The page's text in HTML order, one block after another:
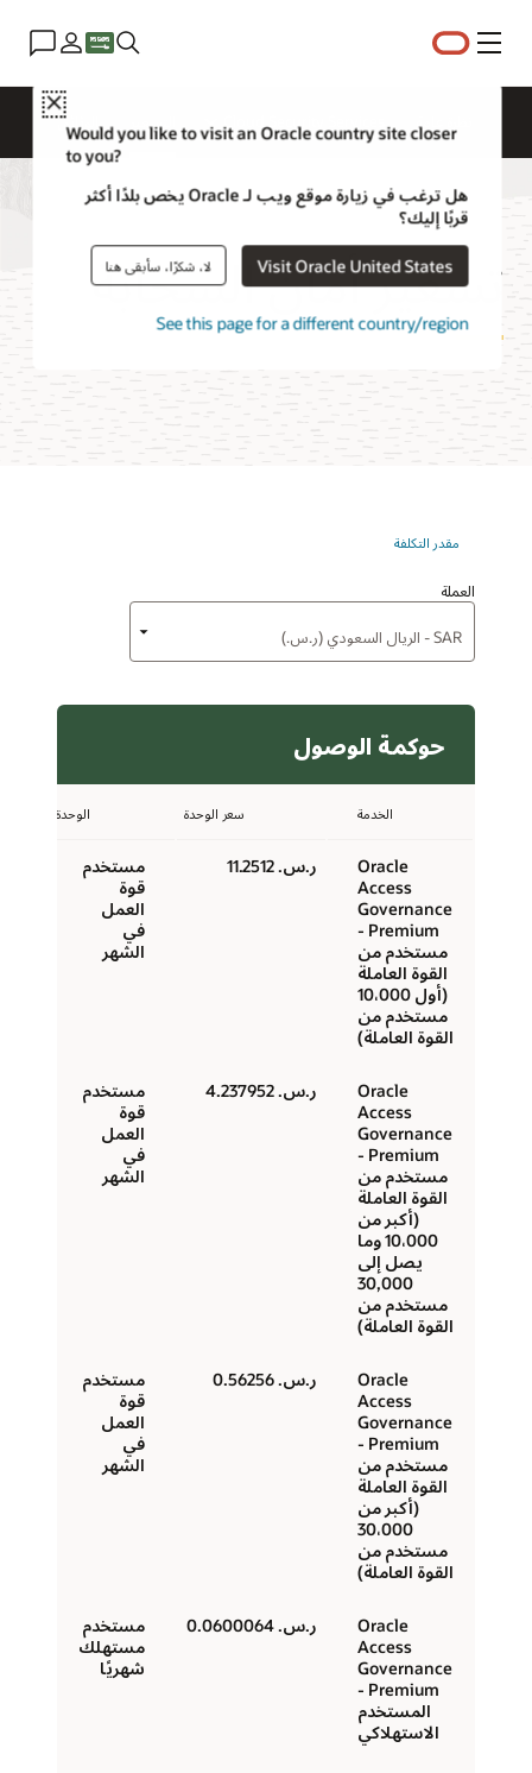
القائمة
Close
Would you like to visit an Oracle country site closer
to you?
هل ترغب في زيارة موقع ويب لـ Oracle يخص بلدًا أكثر
قربًا إليك؟
Visit Oracle United States لا، شكرًا، سأبقى هنا
See this page for a different country/region
الوثائق
تسعير أمان السحابة
العملة
مقدر التكلفة
حوكمة الوصول
الخدمة سعر الوحدة الوحدة
Oracle
Access
Governance
Premium -
مستخدم من
القوة العاملة
(أول 10،000
مستخدم من
القوة العاملة)
ر.س.‏ 11.2512
مستخدم
قوة
العمل
في
الشهر
Oracle
Access
Governance
Premium -
مستخدم من
القوة العاملة
(أكبر من
10،000 وما
يصل إلى
30,000
مستخدم من
القوة العاملة)
ر.س.‏ 4.237952
مستخدم
قوة
العمل
في
الشهر
Oracle
Access
Governance
Premium -
مستخدم من
القوة العاملة
(أكبر من
30،000
مستخدم من
القوة العاملة)
ر.س.‏ 0.56256
مستخدم
قوة
العمل
في
الشهر
Oracle
Access
Governance
Premium -
المستخدم
الاستهلاكي
ر.س.‏ 0.0600064
مستخدم
مستهلك
شهريًا